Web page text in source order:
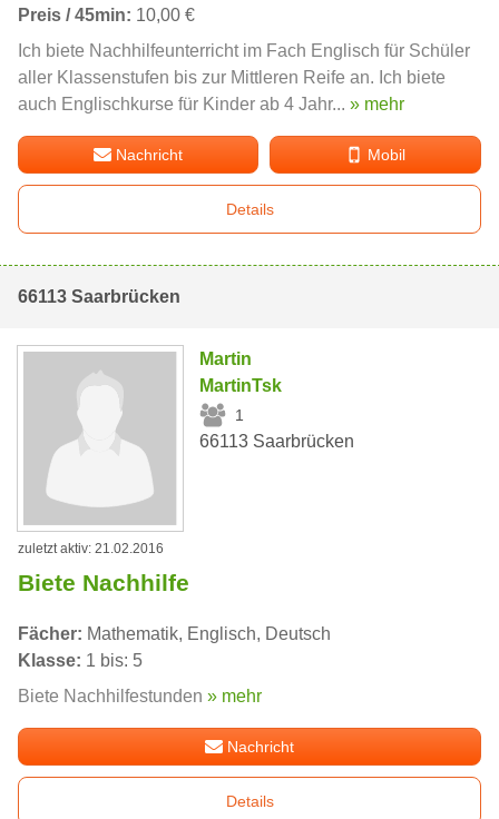
Preis / 45min: 10,00 €
Ich biete Nachhilfeunterricht im Fach Englisch für Schüler
aller Klassenstufen bis zur Mittleren Reife an. Ich biete
auch Englischkurse für Kinder ab 4 Jahr... » mehr
Nachricht Mobil
Details
66113 Saarbrücken
Martin
MartinTsk
1
66113 Saarbrücken
zuletzt aktiv: 21.02.2016
Biete Nachhilfe
Fächer: Mathematik, Englisch, Deutsch
Klasse: 1 bis: 5
Biete Nachhilfestunden » mehr
Nachricht
Details